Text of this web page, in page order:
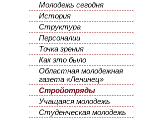
Молодежь сегодня
История
Структура
Персоналии
Точка зрения
Как это было
Областная молодежная
газета «Ленинец»
Стройотряды
Учащаяся молодежь
Студенческая молодежь